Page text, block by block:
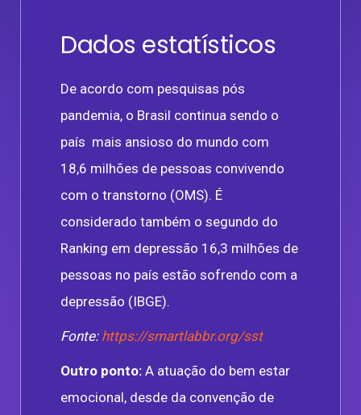
Dados estatísticos
De acordo com pesquisas pós
pandemia, o Brasil continua sendo o
país mais ansioso do mundo com
18,6 milhões de pessoas convivendo
com o transtorno (OMS). É
considerado também o segundo do
Ranking em depressão 16,3 milhões de
pessoas no país estão sofrendo com a
depressão (IBGE).
Fonte: https://smartlabbr.org/sst
Outro ponto: A atuação do bem estar
emocional, desde da convenção de